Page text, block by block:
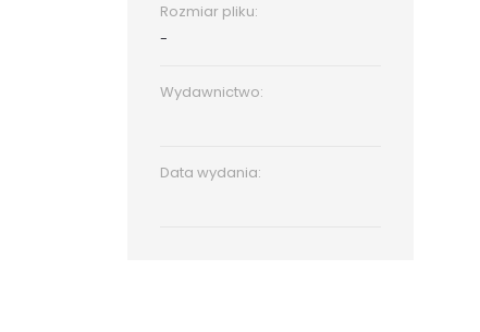
Rozmiar pliku:
-
Wydawnictwo:
Data wydania: